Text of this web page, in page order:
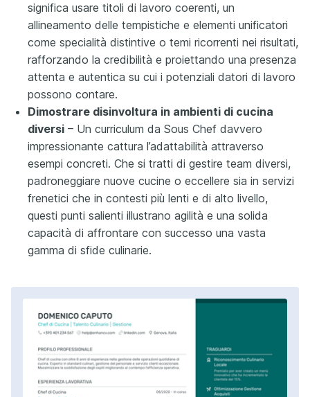
significa usare titoli di lavoro coerenti, un
allineamento delle tempistiche e elementi unificatori
come specialità distintive o temi ricorrenti nei risultati,
rafforzando la credibilità e proiettando una presenza
attenta e autentica su cui i potenziali datori di lavoro
possono contare.
Dimostrare disinvoltura in ambienti di cucina
diversi – Un curriculum da Sous Chef davvero
impressionante cattura l’adattabilità attraverso
esempi concreti. Che si tratti di gestire team diversi,
padroneggiare nuove cucine o eccellere sia in servizi
frenetici che in contesti più lenti e di alto livello,
questi punti salienti illustrano agilità e una solida
capacità di affrontare con successo una vasta
gamma di sfide culinarie.